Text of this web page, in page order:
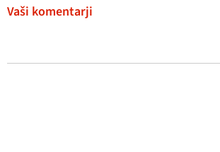
Vaši komentarji